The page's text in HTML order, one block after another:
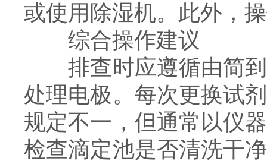
或使用除湿机。此外，
综合操作建议
排查时应遵循由简到
处理电极。每次更换试
规定不一，但通常以仪
检查滴定池是否清洗干